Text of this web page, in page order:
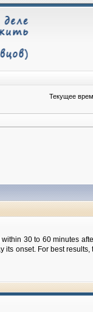
Текущее
30 to 60 minutes
its onset. For best